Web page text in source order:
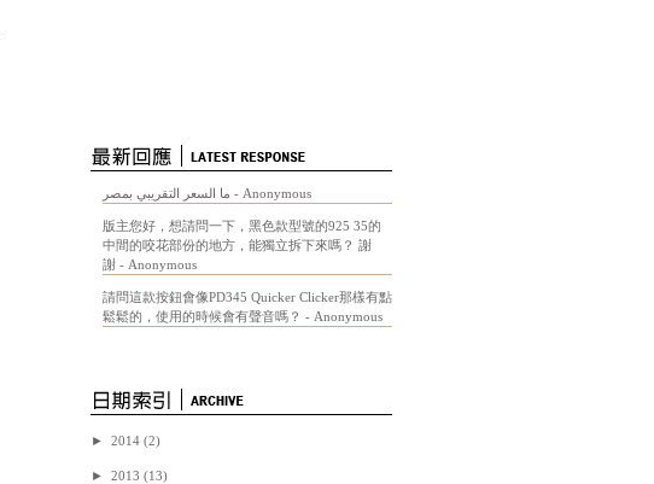
ما السعر التقريبي بمصر - Anonymous
版主您好，想請問一下，黑色款型號的925 35的
中間的咬花部份的地方，能獨立拆下來嗎？ 謝
謝 - Anonymous
請問這款按鈕會像PD345 Quicker Clicker那樣有點
鬆鬆的，使用的時候會有聲音嗎？ - Anonymous
► 2014 (2)
► 2013 (13)